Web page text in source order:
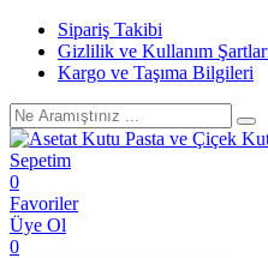
Sipariş Takibi
Gizlilik ve Kullanım
Kargo ve Taşıma Bilgileri
Sepetim
0
Favoriler
Üye Ol
0